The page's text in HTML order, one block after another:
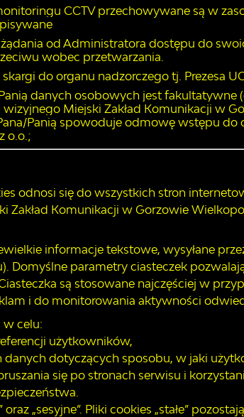
CCTV przechowywane są w
od Administratora dostępu do
wobec przetwarzania.
do organu nadzorczego tj. Prezesa
danych osobowych jest fakultatywne
Miejski Zakład Komunikacji w
Panią spowoduje odmowę wstępu
o.o.;
odnosi się do wszystkich stron
Zakład Komunikacji w Gorzowie
informacje tekstowe, wysyłane
Domyślne parametry ciasteczek
są stosowane najczęściej w
i do monitorowania aktywności
celu:
użytkowników,
dotyczących sposobu, w jaki
się po stronach serwisu i
oraz „sesyjne”. Pliki cookies „stałe”